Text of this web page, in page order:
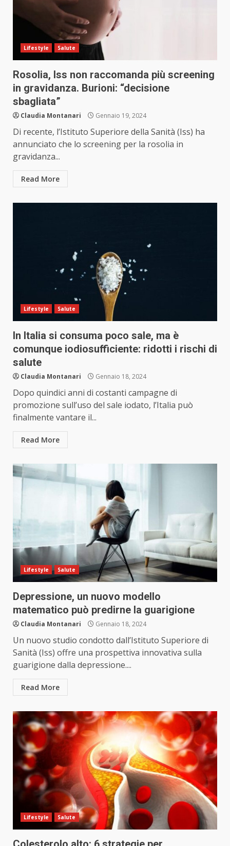
Lifestyle Salute
Rosolia, Iss non raccomanda più screening
in gravidanza. Burioni: “decisione
sbagliata”
Claudia Montanari Gennaio 19, 2024
Di recente, l’Istituto Superiore della Sanità (Iss) ha
annunciato che lo screening per la rosolia in
gravidanza...
Read More
Lifestyle Salute
In Italia si consuma poco sale, ma è
comunque iodiosufficiente: ridotti i rischi di
salute
Claudia Montanari Gennaio 18, 2024
Dopo quindici anni di costanti campagne di
promozione sull’uso del sale iodato, l’Italia può
finalmente vantare il...
Read More
Lifestyle Salute
Depressione, un nuovo modello
matematico può predirne la guarigione
Claudia Montanari Gennaio 18, 2024
Un nuovo studio condotto dall’Istituto Superiore di
Sanità (Iss) offre una prospettiva innovativa sulla
guarigione dalla depressione....
Read More
Lifestyle Salute